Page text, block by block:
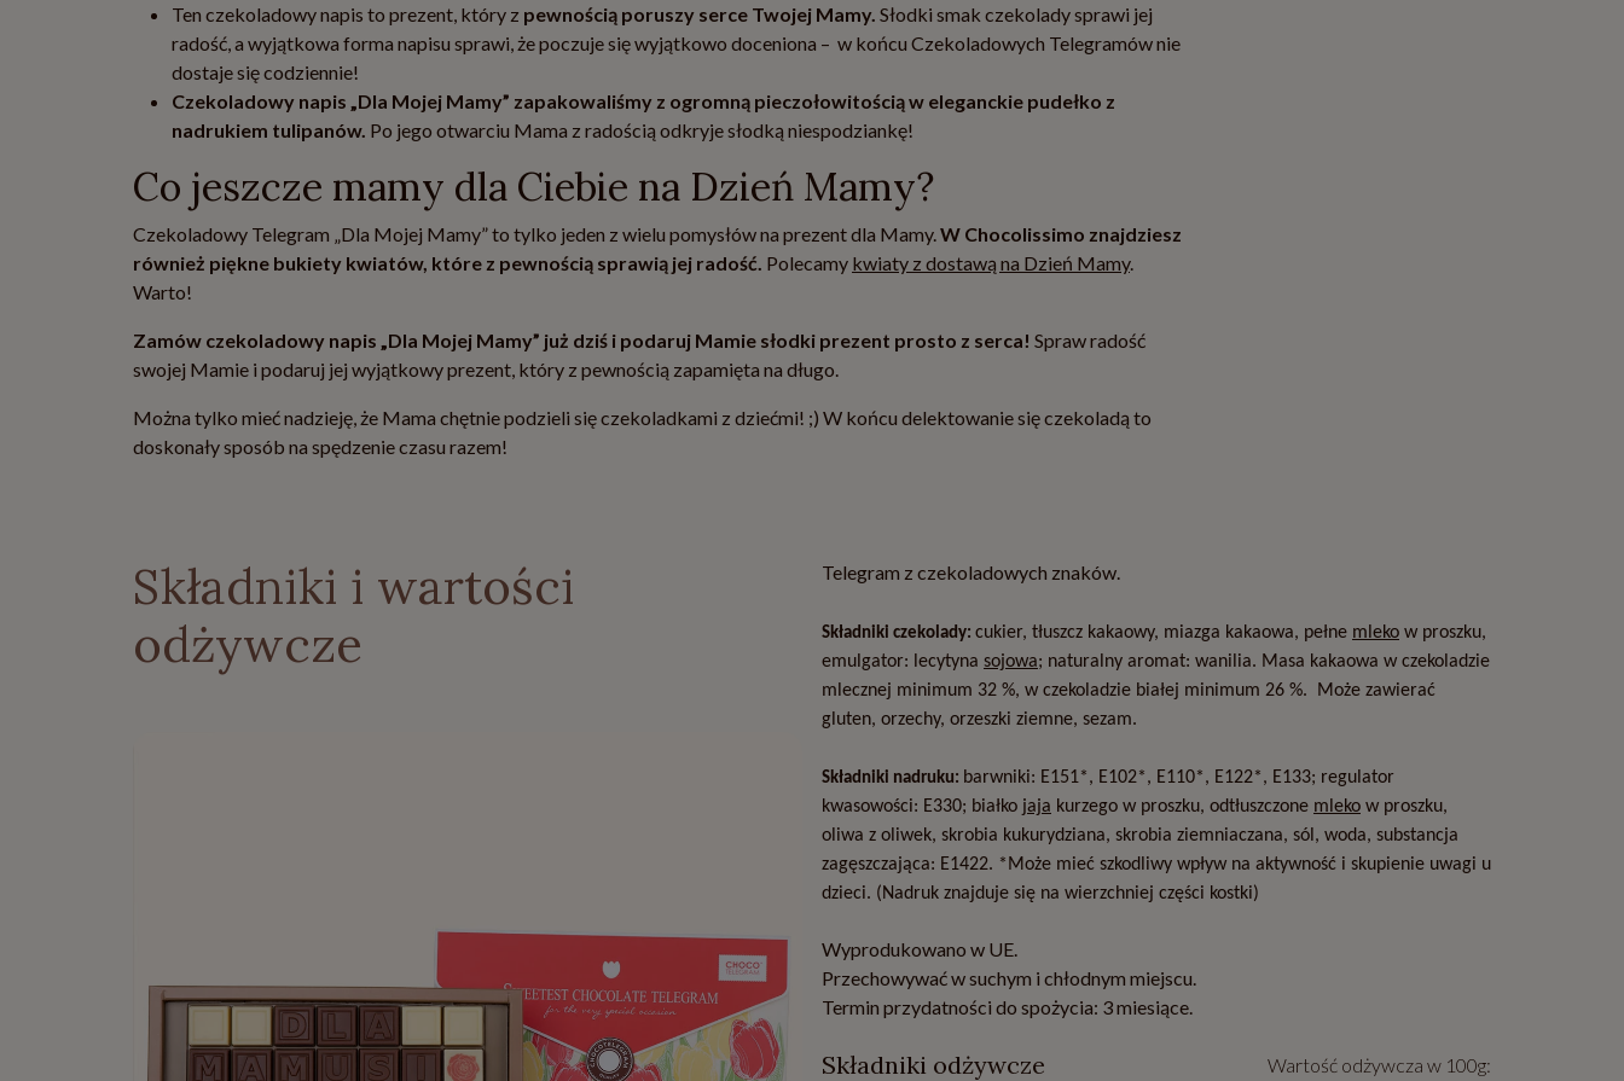
Ten czekoladowy napis to prezent, który z pewnością poruszy serce Twojej Mamy. Słodki smak czekolady sprawi jej
radość, a wyjątkowa forma napisu sprawi, że poczuje się wyjątkowo doceniona – w końcu Czekoladowych Telegramów nie
dostaje się codziennie!
Czekoladowy napis „Dla Mojej Mamy” zapakowaliśmy z ogromną pieczołowitością w eleganckie pudełko z
nadrukiem tulipanów. Po jego otwarciu Mama z radością odkryje słodką niespodziankę!
Co jeszcze mamy dla Ciebie na Dzień Mamy?
Czekoladowy Telegram „Dla Mojej Mamy” to tylko jeden z wielu pomysłów na prezent dla Mamy.W Chocolissimo znajdziesz
również piękne bukiety kwiatów, które z pewnością sprawią jej radość. Polecamy kwiaty z dostawą na Dzień Mamy.
Warto!
Zamów czekoladowy napis „Dla Mojej Mamy” już dziś i podaruj Mamie słodki prezent prosto z serca! Spraw radość
swojej Mamie i podaruj jej wyjątkowy prezent, który z pewnością zapamięta na długo.
Można tylko mieć nadzieję, że Mama chętnie podzieli się czekoladkami z dziećmi! ;) W końcu delektowanie się czekoladą to
doskonały sposób na spędzenie czasu razem!
Składniki i wartości
odżywcze
Telegram z czekoladowych znaków.
Składniki czekolady: cukier, tłuszcz kakaowy, miazga kakaowa, pełne mleko w proszku,
emulgator: lecytyna sojowa; naturalny aromat: wanilia. Masa kakaowa w czekoladzie
mlecznej minimum 32 %, w czekoladzie białej minimum 26 %. Może zawierać
gluten, orzechy, orzeszki ziemne, sezam.
Składniki nadruku: barwniki: E151*, E102*, E110*, E122*, E133; regulator
kwasowości: E330; białko jaja kurzego w proszku, odtłuszczone mleko w proszku,
oliwa z oliwek, skrobia kukurydziana, skrobia ziemniaczana, sól, woda, substancja
zagęszczająca: E1422. *Może mieć szkodliwy wpływ na aktywność i skupienie uwagi u
dzieci. (Nadruk znajduje się na wierzchniej części kostki)
Wyprodukowano w UE.
Przechowywać w suchym i chłodnym miejscu.
Termin przydatności do spożycia: 3 miesiące.
Składniki odżywcze Wartość odżywcza w 100g: